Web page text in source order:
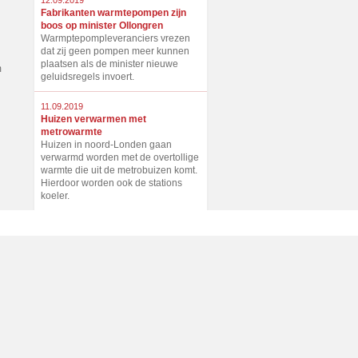
Fabrikanten warmtepompen zijn
boos op minister Ollongren
Warmptepompleveranciers vrezen
dat zij geen pompen meer kunnen
plaatsen als de minister nieuwe
geluidsregels invoert.
11.09.2019
Huizen verwarmen met
metrowarmte
Huizen in noord-Londen gaan
verwarmd worden met de overtollige
warmte die uit de metrobuizen komt.
Hierdoor worden ook de stations
koeler.